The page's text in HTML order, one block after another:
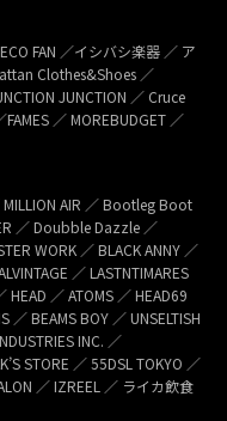
FAN ／イシバシ楽器 ／ ア
Clothes&Shoes ／
JUNCTION ／ Cruce
／ MOREBUDGET ／
MILLION AIR ／ Bootleg Boot
／ Doubble Dazzle ／
WORK ／ BLACK ANNY ／
／ LASTNTIMARES
HEAD ／ ATOMS ／ HEAD69
／ BEAMS BOY ／ UNSELTISH
INC. ／
STORE ／ 55DSL TOKYO ／
／ IZREEL ／ ライカ飲食